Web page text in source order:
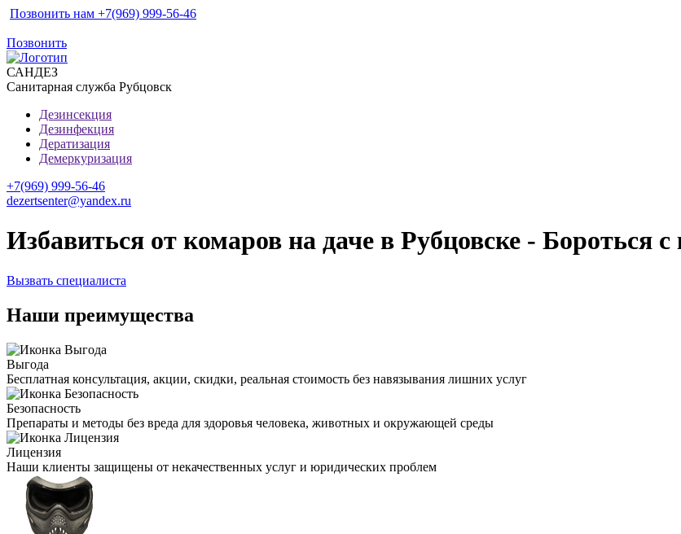
Позвонить нам +7(969) 999-56-46
Позвонить
САНДЕЗ
Санитарная служба Рубцовск
Дезинсекция
Дезинфекция
Дератизация
Демеркуризация
+7(969) 999-56-46
dezertsenter@yandex.ru
Избавиться от комаров на даче в Рубцовске - Бороться
Вызвать специалиста
Наши преимущества
Выгода
Бесплатная консультация, акции, скидки, реальная стоимость без навязывания лишних услуг
Безопасность
Препараты и методы без вреда для здоровья человека, животных и окружающей среды
Лицензия
Наши клиенты защищены от некачественных услуг и юридических проблем